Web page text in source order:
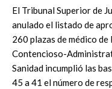
El Tribunal Superior de
anulado el listado de
260 plazas de médico
Contencioso-
Sanidad incumplió las
45 a 41 el número de